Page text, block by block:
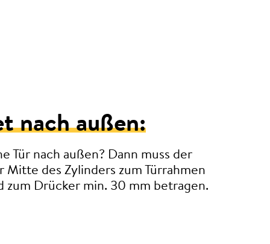
nach außen:
Tür nach außen? Dann muss der
Mitte des Zylinders zum Türrahmen
zum Drücker min. 30 mm betragen.